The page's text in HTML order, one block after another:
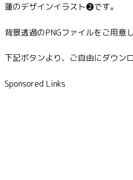
蓮のデザインイラスト❷です。
背景透過のPNGファイルをご用意
下記ボタンより、ご自由にダウン
Sponsored Links